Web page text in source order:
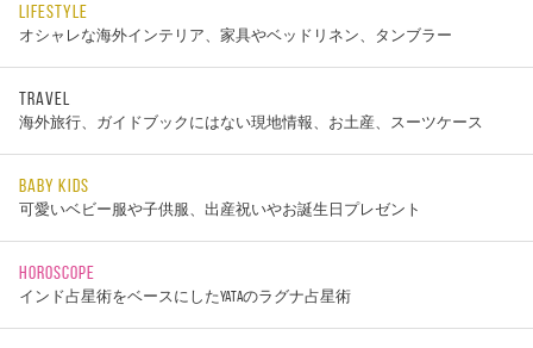
LIFESTYLE
オシャレな海外インテリア、家具やベッドリネン、タンブラー
TRAVEL
海外旅行、ガイドブックにはない現地情報、お土産、スーツケース
BABY KIDS
可愛いベビー服や子供服、出産祝いやお誕生日プレゼント
HOROSCOPE
インド占星術をベースにしたYATAのラグナ占星術